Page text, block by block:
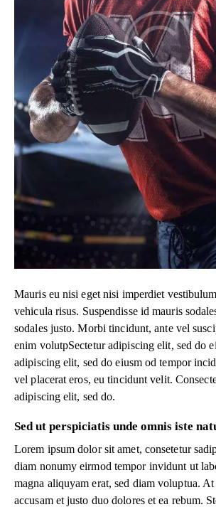
Mauris eu nisi eget nisi imperdiet
vehicula risus. Suspendisse id mauris
sodales justo. Morbi tincidunt, ante vel
enim volutpSectetur adipiscing elit, sed do
adipiscing elit, sed do eiusm od tempor
vel placerat eros, eu tincidunt velit.
adipiscing elit, sed do.
Sed ut perspiciatis unde omnis iste
Lorem ipsum dolor sit amet, consetetur
diam nonumy eirmod tempor invidunt ut
magna aliquyam erat, sed diam voluptua. At
accusam et justo duo dolores et ea rebum.